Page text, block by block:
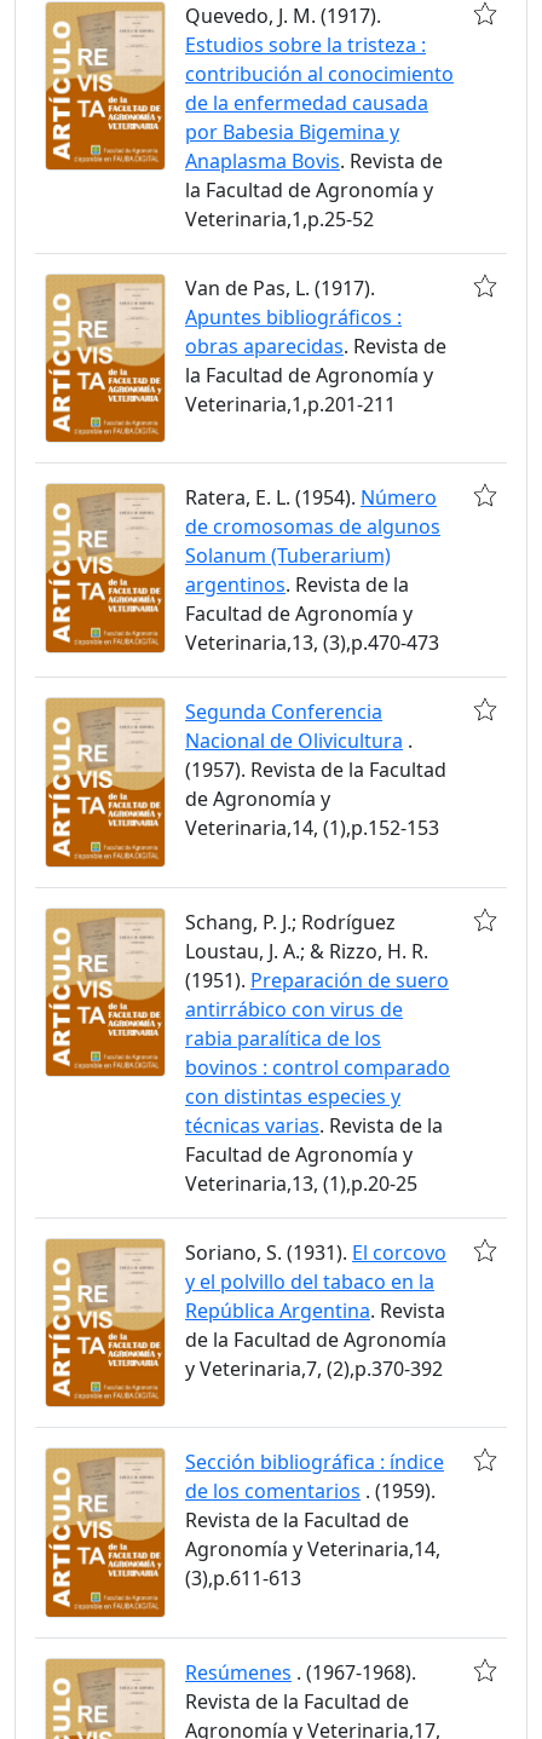
Quevedo, J. M. (1917).
Estudios sobre la tristeza :
contribución al conocimiento
de la enfermedad causada
por Babesia Bigemina y
Anaplasma Bovis. Revista de
la Facultad de Agronomía y
Veterinaria,1,p.25-52
Van de Pas, L. (1917).
Apuntes bibliográficos :
obras aparecidas. Revista de
la Facultad de Agronomía y
Veterinaria,1,p.201-211
Ratera, E. L. (1954). Número
de cromosomas de algunos
Solanum (Tuberarium)
argentinos. Revista de la
Facultad de Agronomía y
Veterinaria,13, (3),p.470-473
Segunda Conferencia
Nacional de Olivicultura .
(1957). Revista de la Facultad
de Agronomía y
Veterinaria,14, (1),p.152-153
Schang, P. J.; Rodríguez
Loustau, J. A.; & Rizzo, H. R.
(1951). Preparación de suero
antirrábico con virus de
rabia paralítica de los
bovinos : control comparado
con distintas especies y
técnicas varias. Revista de la
Facultad de Agronomía y
Veterinaria,13, (1),p.20-25
Soriano, S. (1931). El corcovo
y el polvillo del tabaco en la
República Argentina. Revista
de la Facultad de Agronomía
y Veterinaria,7, (2),p.370-392
Sección bibliográfica : índice
de los comentarios . (1959).
Revista de la Facultad de
Agronomía y Veterinaria,14,
(3),p.611-613
Resúmenes . (1967-1968).
Revista de la Facultad de
Agronomía y Veterinaria,17,